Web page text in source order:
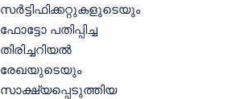
സര്‍ട്ടിഫിക്കറ്റുകളുടെയും
ഫോട്ടോ പതിപ്പിച്ച
തിരിച്ചറിയല്‍
രേഖയുടെയും
സാക്ഷ്യപ്പെടുത്തിയ